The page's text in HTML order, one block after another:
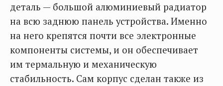
деталь — большой алюминиевый радиатор
на всю заднюю панель устройства. Именно
на него крепятся почти все электронные
компоненты системы, и он обеспечивает
им термальную и механическую
стабильность. Сам корпус сделан также из